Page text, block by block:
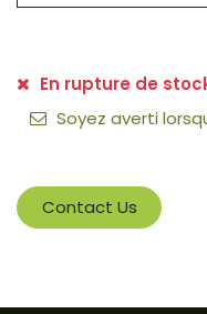
En rupture de
Soyez averti
Contact Us